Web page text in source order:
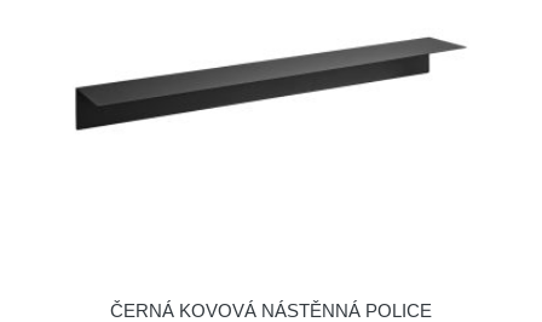
ČERNÁ KOVOVÁ NÁSTĚNNÁ POLICE